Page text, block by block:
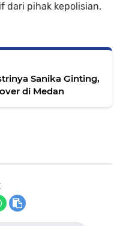
dari pihak kepolisian.
Sanika Ginting,
di Medan